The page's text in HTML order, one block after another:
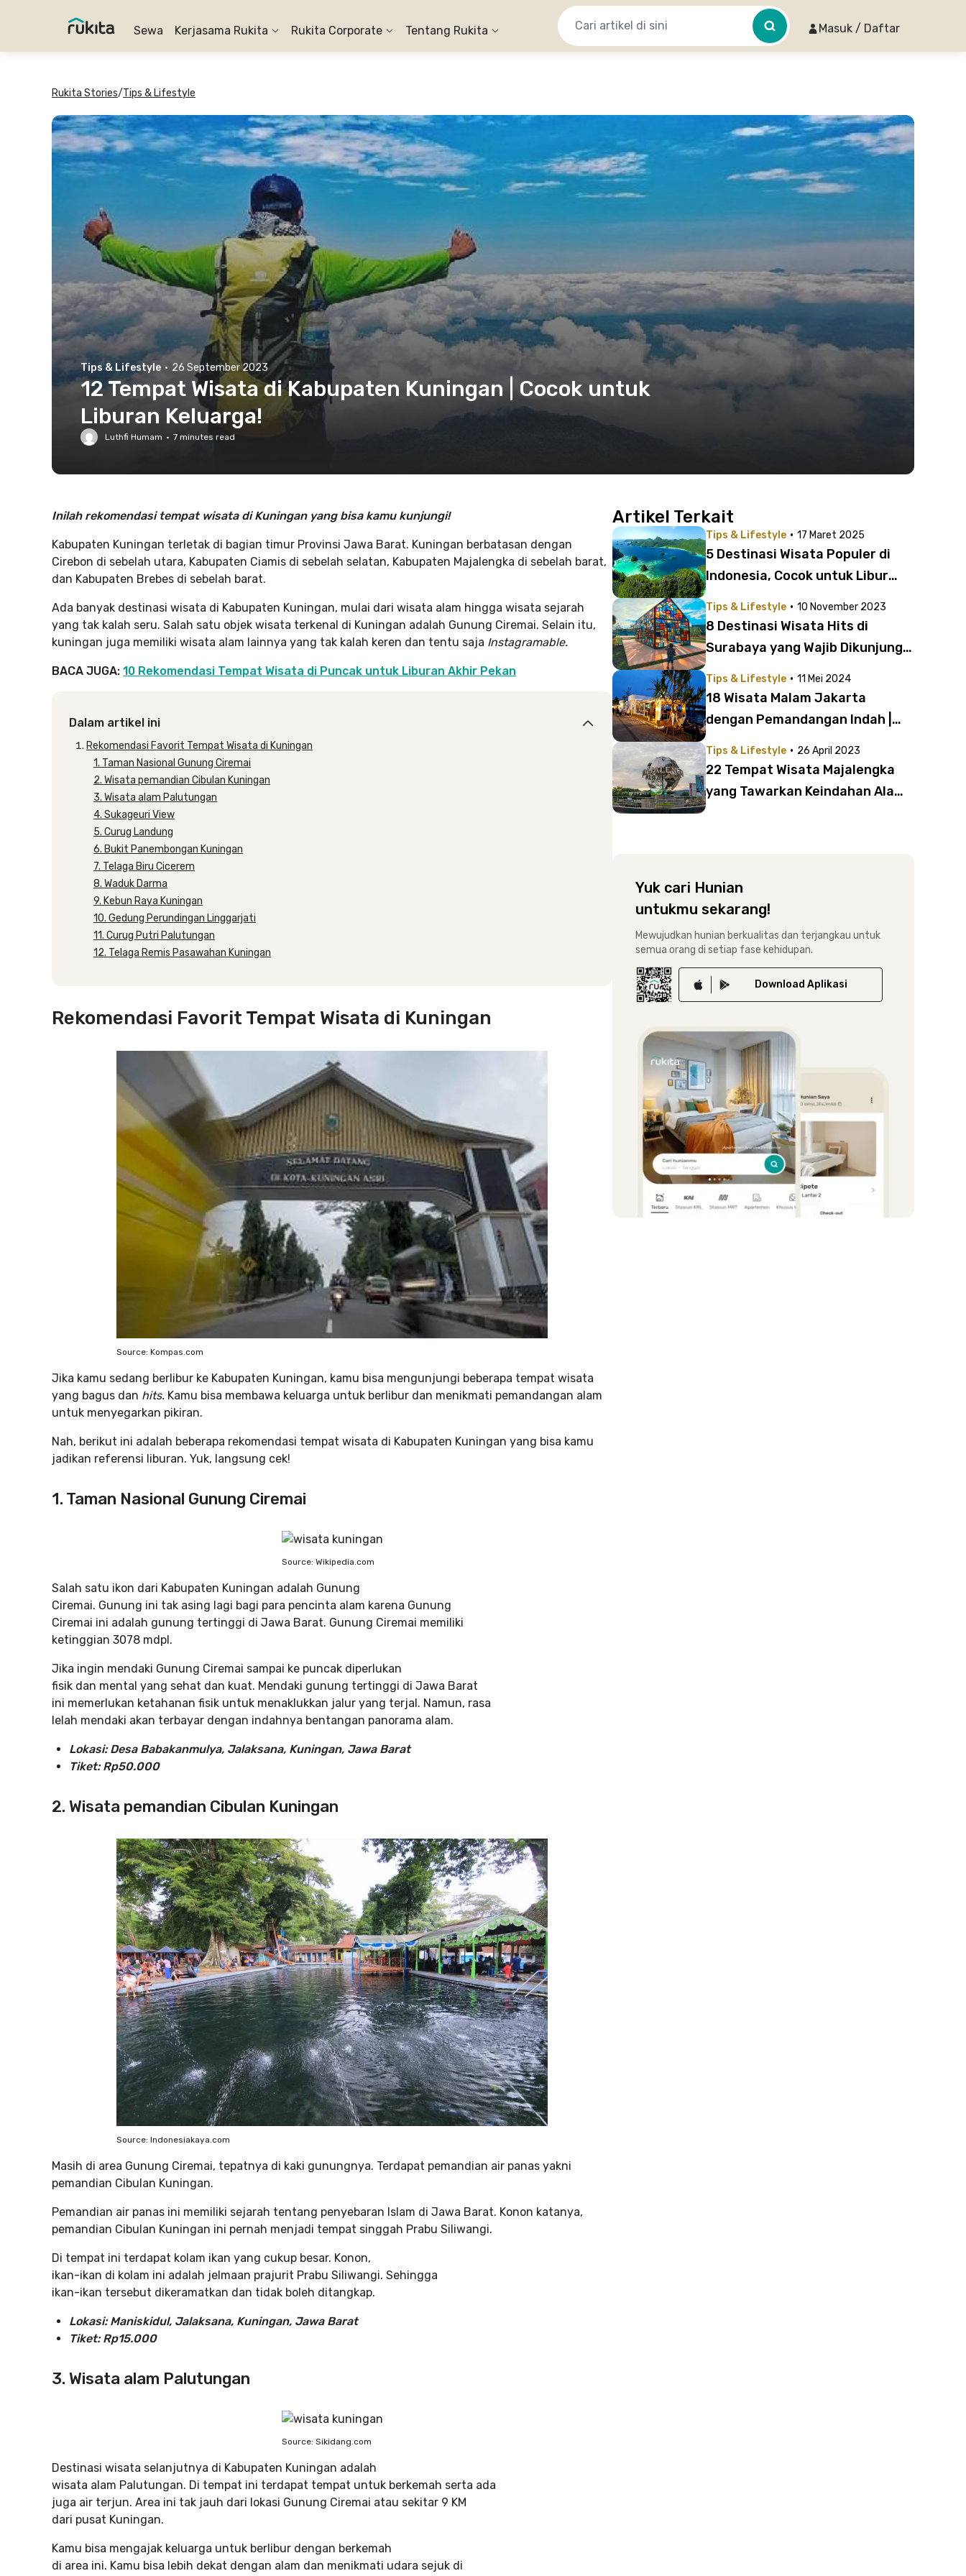
Sewa Kerjasama Rukita Rukita Corporate Tentang Rukita Masuk / Daftar
Rukita Stories/Tips & Lifestyle
Tips & Lifestyle · 26 September 2023
12 Tempat Wisata di Kabupaten Kuningan | Cocok untuk
Liburan Keluarga!
Luthfi Humam · 7 minutes read
Inilah rekomendasi tempat wisata di Kuningan yang bisa kamu kunjungi!
Kabupaten Kuningan terletak di bagian timur Provinsi Jawa Barat. Kuningan berbatasan dengan
Cirebon di sebelah utara, Kabupaten Ciamis di sebelah selatan, Kabupaten Majalengka di sebelah barat,
dan Kabupaten Brebes di sebelah barat.
Ada banyak destinasi wisata di Kabupaten Kuningan, mulai dari wisata alam hingga wisata sejarah
yang tak kalah seru. Salah satu objek wisata terkenal di Kuningan adalah Gunung Ciremai. Selain itu,
kuningan juga memiliki wisata alam lainnya yang tak kalah keren dan tentu saja Instagramable.
BACA JUGA: 10 Rekomendasi Tempat Wisata di Puncak untuk Liburan Akhir Pekan
Dalam artikel ini
Rekomendasi Favorit Tempat Wisata di Kuningan
1. Taman Nasional Gunung Ciremai
2. Wisata pemandian Cibulan Kuningan
3. Wisata alam Palutungan
4. Sukageuri View
5. Curug Landung
6. Bukit Panembongan Kuningan
7. Telaga Biru Cicerem
8. Waduk Darma
9. Kebun Raya Kuningan
10. Gedung Perundingan Linggarjati
11. Curug Putri Palutungan
12. Telaga Remis Pasawahan Kuningan
Rekomendasi Favorit Tempat Wisata di Kuningan
Source: Kompas.com
Jika kamu sedang berlibur ke Kabupaten Kuningan, kamu bisa mengunjungi beberapa tempat wisata
yang bagus dan hits. Kamu bisa membawa keluarga untuk berlibur dan menikmati pemandangan alam
untuk menyegarkan pikiran.
Nah, berikut ini adalah beberapa rekomendasi tempat wisata di Kabupaten Kuningan yang bisa kamu
jadikan referensi liburan. Yuk, langsung cek!
1. Taman Nasional Gunung Ciremai
Source: Wikipedia.com
Salah satu ikon dari Kabupaten Kuningan adalah Gunung
Ciremai. Gunung ini tak asing lagi bagi para pencinta alam karena Gunung
Ciremai ini adalah gunung tertinggi di Jawa Barat. Gunung Ciremai memiliki
ketinggian 3078 mdpl.
Jika ingin mendaki Gunung Ciremai sampai ke puncak diperlukan
fisik dan mental yang sehat dan kuat. Mendaki gunung tertinggi di Jawa Barat
ini memerlukan ketahanan fisik untuk menaklukkan jalur yang terjal. Namun, rasa
lelah mendaki akan terbayar dengan indahnya bentangan panorama alam.
Lokasi: Desa Babakanmulya, Jalaksana, Kuningan, Jawa Barat
Tiket: Rp50.000
2. Wisata pemandian Cibulan Kuningan
Source: Indonesiakaya.com
Masih di area Gunung Ciremai, tepatnya di kaki gunungnya. Terdapat pemandian air panas yakni
pemandian Cibulan Kuningan.
Pemandian air panas ini memiliki sejarah tentang penyebaran Islam di Jawa Barat. Konon katanya,
pemandian Cibulan Kuningan ini pernah menjadi tempat singgah Prabu Siliwangi.
Di tempat ini terdapat kolam ikan yang cukup besar. Konon,
ikan-ikan di kolam ini adalah jelmaan prajurit Prabu Siliwangi. Sehingga
ikan-ikan tersebut dikeramatkan dan tidak boleh ditangkap.
Lokasi: Maniskidul, Jalaksana, Kuningan, Jawa Barat
Tiket: Rp15.000
3. Wisata alam Palutungan
Source: Sikidang.com
Destinasi wisata selanjutnya di Kabupaten Kuningan adalah
wisata alam Palutungan. Di tempat ini terdapat tempat untuk berkemah serta ada
juga air terjun. Area ini tak jauh dari lokasi Gunung Ciremai atau sekitar 9 KM
dari pusat Kuningan.
Kamu bisa mengajak keluarga untuk berlibur dengan berkemah
di area ini. Kamu bisa lebih dekat dengan alam dan menikmati udara sejuk di
Artikel Terkait
Tips & Lifestyle · 17 Maret 2025
5 Destinasi Wisata Populer di
Indonesia, Cocok untuk Libur
Tips & Lifestyle · 10 November 2023
8 Destinasi Wisata Hits di
Surabaya yang Wajib Dikunjungi,
Tips & Lifestyle · 11 Mei 2024
18 Wisata Malam Jakarta
dengan Pemandangan Indah |
Tips & Lifestyle · 26 April 2023
22 Tempat Wisata Majalengka
yang Tawarkan Keindahan Alam
Yuk cari Hunian
untukmu sekarang!
Mewujudkan hunian berkualitas dan terjangkau untuk
semua orang di setiap fase kehidupan.
Download Aplikasi